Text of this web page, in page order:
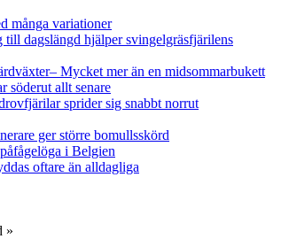
många variationer
till dagslängd hjälper svingelgräsfjärilens
Mycket mer än en midsommarbukett
söderut allt senare
sprider sig snabbt norrut
ger större bomullsskörd
i Belgien
oftare än alldagliga
»